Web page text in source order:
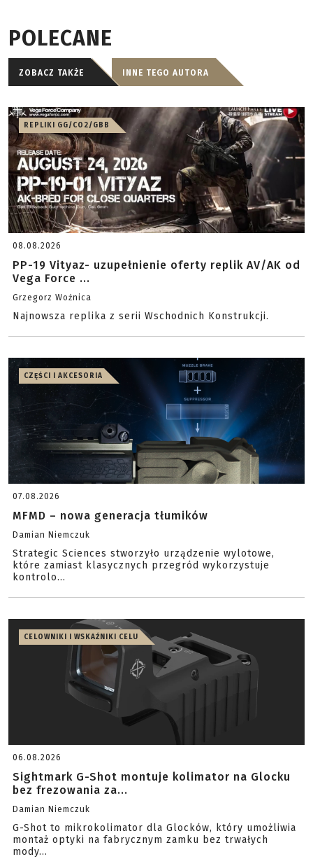
POLECANE
ZOBACZ TAKŻE INNE TEGO AUTORA
REPLIKI GG/CO2/GBB
08.08.2026
PP-19 Vityaz- uzupełnienie oferty replik AV/AK od
Vega Force ...
Grzegorz Woźnica
Najnowsza replika z serii Wschodnich Konstrukcji.
CZĘŚCI I AKCESORIA
07.08.2026
MFMD – nowa generacja tłumików
Damian Niemczuk
Strategic Sciences stworzyło urządzenie wylotowe,
które zamiast klasycznych przegród wykorzystuje
kontrolo...
CELOWNIKI I WSKAŹNIKI CELU
06.08.2026
Sightmark G-Shot montuje kolimator na Glocku
bez frezowania za...
Damian Niemczuk
G-Shot to mikrokolimator dla Glocków, który umożliwia
montaż optyki na fabrycznym zamku bez trwałych
mody...